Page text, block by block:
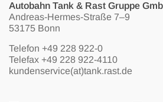
Autobahn Tank & Rast Gruppe
Andreas-Hermes-Straße 7–9
53175 Bonn
Telefon +49 228 922-0
Telefax +49 228 922-4110
kundenservice(at)tank.rast.de